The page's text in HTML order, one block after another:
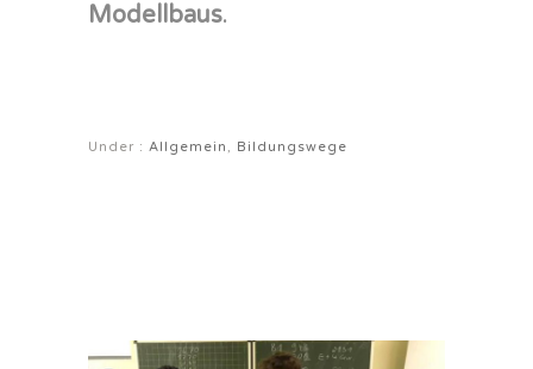
Modellbaus.
Under : Allgemein , Bildungswege